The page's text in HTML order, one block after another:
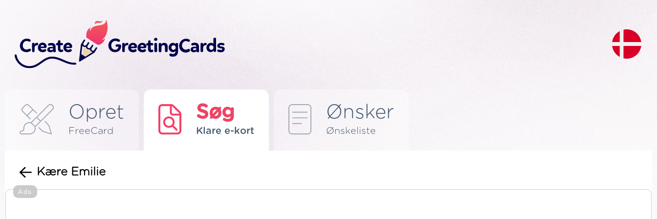
Opret
FreeCard
Søg
Klare e-kort
Ønsker
Ønskeliste
Kære Emilie
Ads